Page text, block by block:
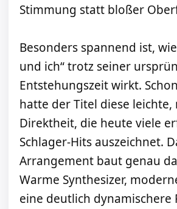
Stimmung statt bloßer
Besonders spannend ist,
und ich“ trotz seiner
Entstehungszeit wirkt.
hatte der Titel diese leichte,
Direktheit, die heute viele
Schlager-Hits auszeichnet.
Arrangement baut genau
Warme Synthesizer,
eine deutlich dynamischere